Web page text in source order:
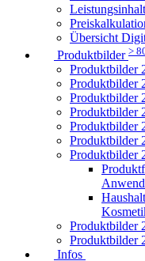
Übersicht
Produktbilder >
Produktbilder
Produktbilder
Produktbilder
Produktbilder
Produktbilder
Produktbilder
Produktbilder
Produktbilder
Produktbilder
Infos